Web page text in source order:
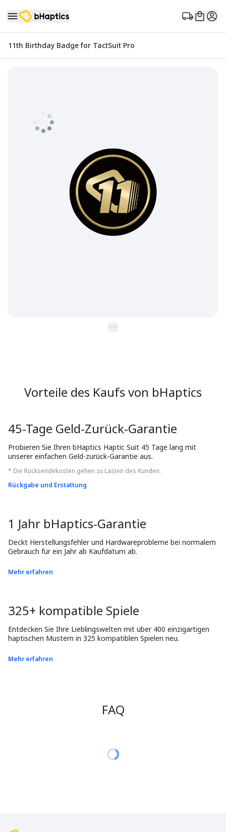
11th Birthday Badge for TactSuit Pro
Vorteile des Kaufs von bHaptics
45-Tage Geld-Zurück-Garantie
Probieren Sie Ihren bHaptics Haptic Suit 45 Tage lang mit
unserer einfachen Geld-zurück-Garantie aus.
* Die Rücksendekosten gehen zu Lasten des Kunden.
Rückgabe und Erstattung
1 Jahr bHaptics-Garantie
Deckt Herstellungsfehler und Hardwareprobleme bei normalem
Gebrauch für ein Jahr ab Kaufdatum ab.
Mehr erfahren
325+ kompatible Spiele
Entdecken Sie Ihre Lieblingswelten mit über 400 einzigartigen
haptischen Mustern in 325 kompatiblen Spielen neu.
Mehr erfahren
FAQ